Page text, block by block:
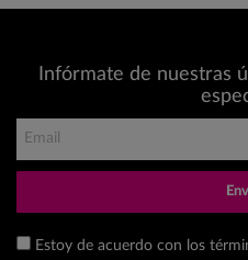
Infórmate de nuestras
Estoy de acuerdo con los